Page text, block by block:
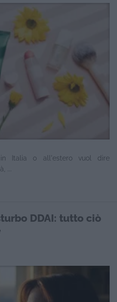
Italia o all'estero vuol dire
...
DDAI: tutto ciò